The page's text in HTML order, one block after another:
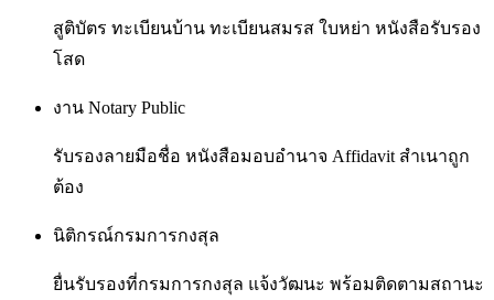
สูติบัตร ทะเบียนบ้าน ทะเบียนสมรส ใบหย่า หนังสือรับรอง
โสด
งาน Notary Public
รับรองลายมือชื่อ หนังสือมอบอำนาจ Affidavit สำเนาถูก
ต้อง
นิติกรณ์กรมการกงสุล
ยื่นรับรองที่กรมการกงสุล แจ้งวัฒนะ พร้อมติดตามสถานะ